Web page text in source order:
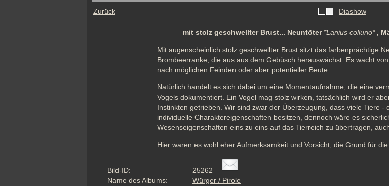
Zurück Diashow
mit stolz geschwellter Brust... Neuntöter *Lanius collurio*,
Mit augenscheinlich stolz geschwellter Brust sitzt das farbenprächtige
Brombeerranke, die aus aus dem Gebüsch herauswächst. Es wacht
nach möglichen Feinden oder aber potentieller Beute.
Natürlich handelt es sich dabei um eine Momentaufnahme, die eine
Vogels dokumentiert. Ein Vogel mag stolz wirken, tatsächlich wird er
Instinkten getrieben. Wir sind zwar der Überzeugung, dass viele Tiere -
individuelle Charaktereigenschaften besitzen, dennoch wäre es
Wesenseigenschaften eins zu eins auf das Tierreich zu übertragen,
Hier waren es wohl eher Aufmerksamkeit und Vorsicht, die Grund für
Bild-ID:
25262
Name des Albums:
Würger / Pirole